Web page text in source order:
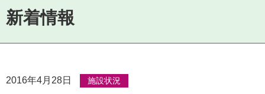
新着情報
2016年4月28日 施設状況